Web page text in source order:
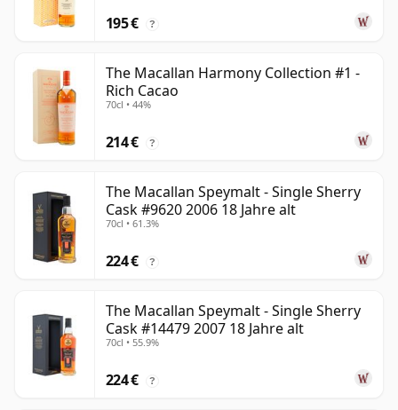
195 € ?
The Macallan Harmony Collection #1 -
Rich Cacao
70cl • 44%
214 € ?
The Macallan Speymalt - Single Sherry
Cask #9620 2006 18 Jahre alt
70cl • 61.3%
224 € ?
The Macallan Speymalt - Single Sherry
Cask #14479 2007 18 Jahre alt
70cl • 55.9%
224 € ?